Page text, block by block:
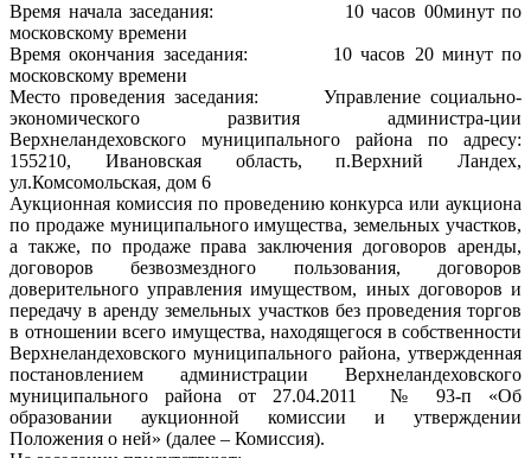
Время начала заседания: 10 часов 00минут по
московскому времени
Время окончания заседания: 10 часов 20 минут по
московскому времени
Место проведения заседания: Управление социально-
экономического развития администра-ции
Верхнеландеховского муниципального района по адресу:
155210, Ивановская область, п.Верхний Ландех,
ул.Комсомольская, дом 6
Аукционная комиссия по проведению конкурса или аукциона
по продаже муниципального имущества, земельных участков,
а также, по продаже права заключения договоров аренды,
договоров безвозмездного пользования, договоров
доверительного управления имуществом, иных договоров и
передачу в аренду земельных участков без проведения торгов
в отношении всего имущества, находящегося в собственности
Верхнеландеховского муниципального района, утвержденная
постановлением администрации Верхнеландеховского
муниципального района от 27.04.2011 № 93-п «Об
образовании аукционной комиссии и утверждении
Положения о ней» (далее – Комиссия).